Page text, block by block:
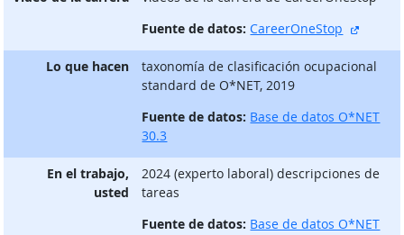
Fuente de datos: CareerOneStop
Lo que hacen
taxonomía de clasificación ocupacional
standard de O*NET, 2019
Fuente de datos: Base de datos O*NET
30.3
En el trabajo,
usted
2024 (experto laboral) descripciones de
tareas
Fuente de datos: Base de datos O*NET